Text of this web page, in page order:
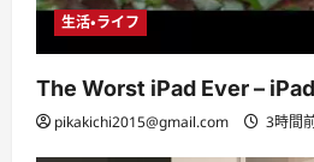
生活・ライフ
The Worst iPad Ever –
pikakichi2015@gmail.com 3時間